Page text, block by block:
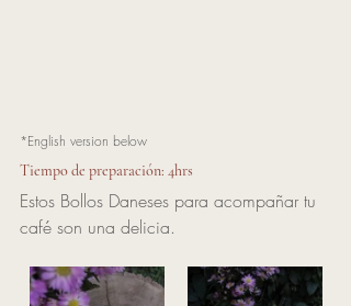
*English version below
Tiempo de preparación: 4hrs
Estos Bollos Daneses para acompañar tu
café son una delicia.